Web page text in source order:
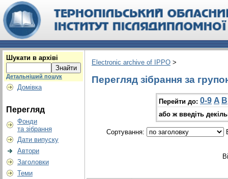
Шукати в архіві
Детальніший пошук
Домівка
Перегляд
Фонди
та зібрання
Дати випуску
Автори
Заголовки
Теми
Electronic archive of IPPO >
Перегляд зібрання за
Перейти до: 0-9 A B
або ж введіть
Сортування: